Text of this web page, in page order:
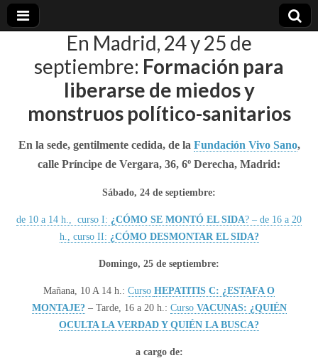
plural-
21.org
En Madrid, 24 y 25 de
septiembre: Formación para
liberarse de miedos y
monstruos político-sanitarios
En la sede, gentilmente cedida, de la Fundación Vivo Sano,
calle Príncipe de Vergara, 36, 6º Derecha, Madrid:
Sábado, 24 de septiembre:
de 10 a 14 h., curso I: ¿CÓMO SE MONTÓ EL SIDA? – de 16 a 20
h., curso II: ¿CÓMO DESMONTAR EL SIDA?
Domingo, 25 de septiembre:
Mañana, 10 A 14 h.: Curso HEPATITIS C: ¿ESTAFA O
MONTAJE? – Tarde, 16 a 20 h.: Curso VACUNAS: ¿QUIÉN
OCULTA LA VERDAD Y QUIÉN LA BUSCA?
a cargo de: